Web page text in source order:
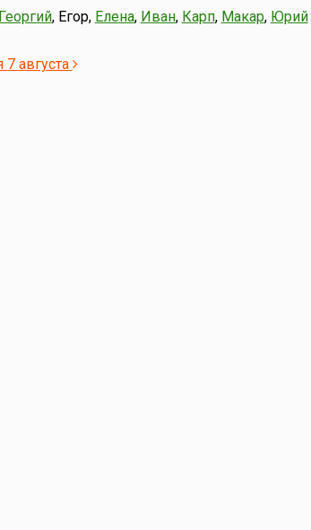
Георгий, Егор, Елена, Иван, Карп, Макар, Юрий
7 августа